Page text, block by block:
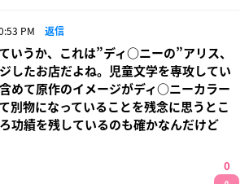
PM 返信
いうか、これは”ディ○ニーの”アリス、
したお店だよね。児童文学を専攻してい
めて原作のイメージがディ○ニーカラー
別物になっていることを残念に思うとこ
功績を残しているのも確かなんだけど
0